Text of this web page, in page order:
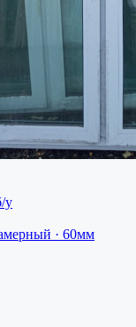
у
· 60мм